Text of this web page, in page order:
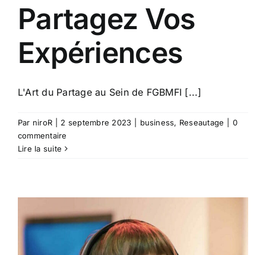
Partagez Vos
Expériences
L'Art du Partage au Sein de FGBMFI [...]
Par niroR 2 septembre 2023 business, Reseautage
0
commentaire
Lire la suite